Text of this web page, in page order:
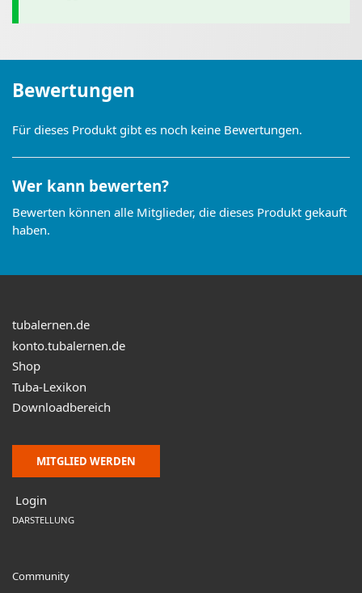
Bewertungen
Für dieses Produkt gibt es noch keine Bewertungen.
Wer kann bewerten?
Bewerten können alle Mitglieder, die dieses Produkt gekauft
haben.
tubalernen.de
konto.tubalernen.de
Shop
Tuba-Lexikon
Downloadbereich
MITGLIED WERDEN
Login
DARSTELLUNG
Community